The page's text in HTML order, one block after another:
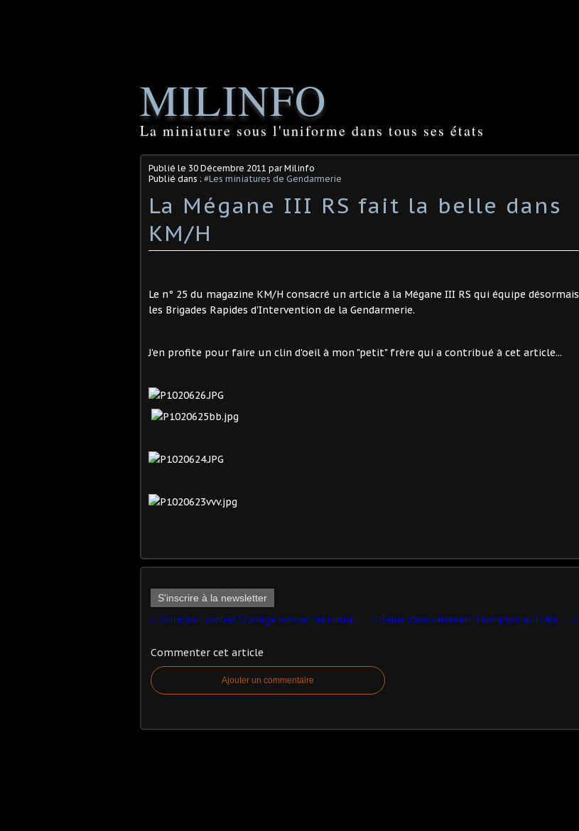
MILINFO
La miniature sous l'uniforme dans tous ses états
Publié le 30 Décembre 2011 par Milinfo
Publié dans : #Les miniatures de Gendarmerie
La Mégane III RS fait la belle dans
KM/H
Le n° 25 du magazine KM/H consacré un article à la Mégane III RS qui équipe désormais
les Brigades Rapides d'Intervention de la Gendarmerie.
J'en profite pour faire un clin d'oeil à mon "petit" frère qui a contribué à cet article...
S'inscrire à la newsletter
Collector : coffret "Cortège officiel" de Minialuxe Citerne d'avitaillement Thompson au 1/48ème
Commenter cet article
Ajouter un commentaire